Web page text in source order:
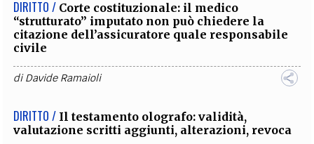
DIRITTO / Corte costituzionale: il medico
“strutturato” imputato non può chiedere la
citazione dell’assicuratore quale responsabile
civile
diDavide Ramaioli
DIRITTO / Il testamento olografo: validità,
valutazione scritti aggiunti, alterazioni, revoca